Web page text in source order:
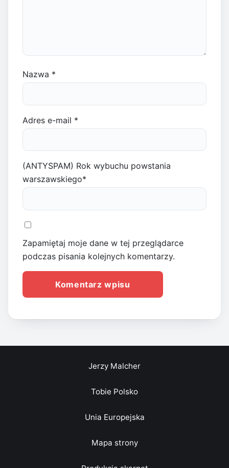
Nazwa *
Adres e-mail *
(ANTYSPAM) Rok wybuchu powstania
warszawskiego*
Zapamiętaj moje dane w tej przeglądarce
podczas pisania kolejnych komentarzy.
Jerzy Malcher
Tobie Polsko
Unia Europejska
Mapa strony